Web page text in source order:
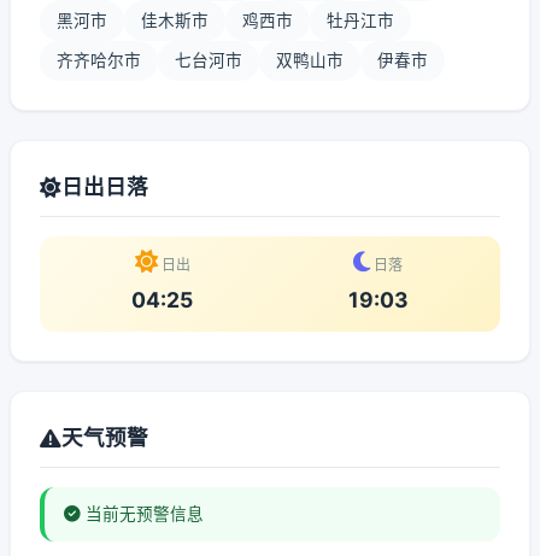
黑河市 佳木斯市 鸡西市 牡丹江市
齐齐哈尔市 七台河市 双鸭山市 伊春市
日出日落
日出
04:25
日落
19:03
天气预警
当前无预警信息